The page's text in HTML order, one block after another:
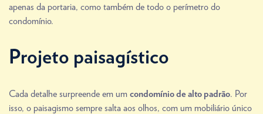
apenas da portaria, como também de todo o perímetro do
condomínio.
Projeto paisagístico
Cada detalhe surpreende em um condomínio de alto padrão. Por
isso, o paisagismo sempre salta aos olhos, com um mobiliário único